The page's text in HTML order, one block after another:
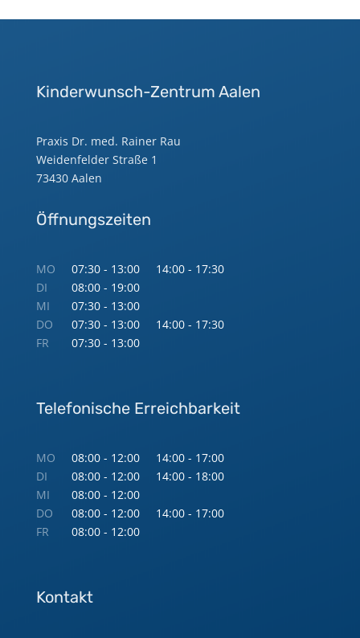
Kinderwunsch-Zentrum Aalen
Praxis Dr. med. Rainer Rau
Weidenfelder Straße 1
73430 Aalen
Öffnungszeiten
MO 07:30 - 13:00
14:00 - 17:30
DI
08:00 - 19:00
MI
07:30 - 13:00
DO
07:30 - 13:00
14:00 - 17:30
FR
07:30 - 13:00
Telefonische Erreichbarkeit
MO 08:00 - 12:00
14:00 - 17:00
DI
08:00 - 12:00
14:00 - 18:00
MI
08:00 - 12:00
DO
08:00 - 12:00
14:00 - 17:00
FR
08:00 - 12:00
Kontakt